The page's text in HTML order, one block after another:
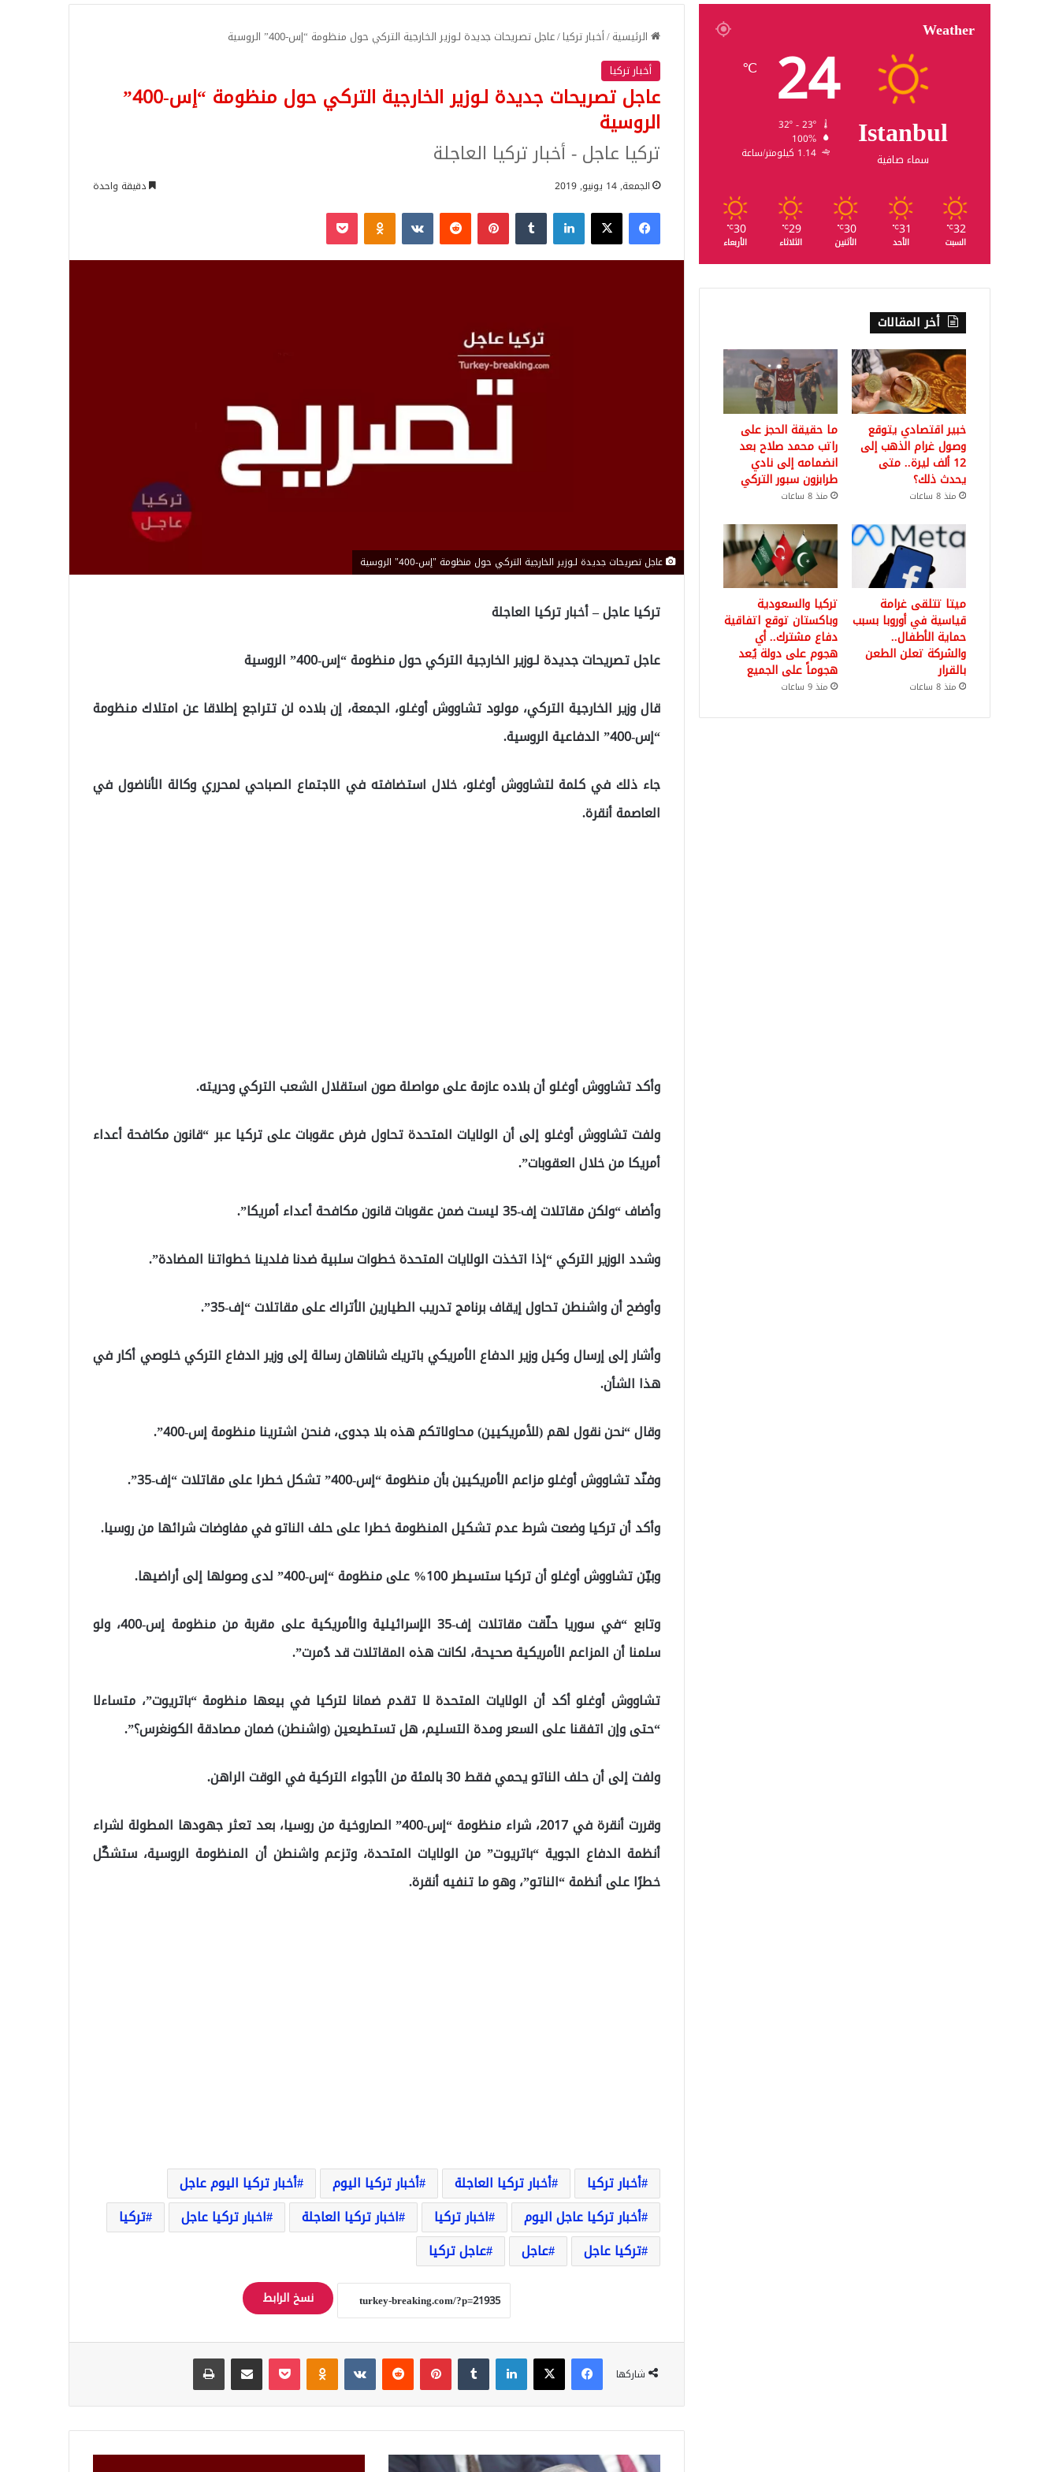
الرئيسية/أخبار تركيا/عاجل تصريحات جديدة لـوزير الخارجية التركي حول منظومة “إس-400” الروسية
أخبار تركيا
عاجل تصريحات جديدة لـوزير الخارجية التركي حول منظومة “إس-400”
الروسية
تركيا عاجل - أخبار تركيا العاجلة
الجمعة, 14 يونيو, 2019 دقيقة واحدة
فيسبوك‫X لينكدإن بينتيريست Odnoklassniki
‫Pocket
عاجل تصريحات جديدة لـوزير الخارجية التركي حول منظومة "إس-400" الروسية
تركيا عاجل – أخبار تركيا العاجلة
عاجل تصريحات جديدة لـوزير الخارجية التركي حول منظومة “إس-400” الروسية
قال وزير الخارجية التركي، مولود تشاووش أوغلو، الجمعة، إن بلاده لن تتراجع إطلاقا عن امتلاك منظومة
“إس-400” الدفاعية الروسية.
جاء ذلك في كلمة لتشاووش أوغلو، خلال استضافته في الاجتماع الصباحي لمحرري وكالة الأناضول في
العاصمة أنقرة.
وأكد تشاووش أوغلو أن بلاده عازمة على مواصلة صون استقلال الشعب التركي وحريته.
ولفت تشاووش أوغلو إلى أن الولايات المتحدة تحاول فرض عقوبات على تركيا عبر “قانون مكافحة أعداء
أمريكا من خلال العقوبات”.
وأضاف “ولكن مقاتلات إف-35 ليست ضمن عقوبات قانون مكافحة أعداء أمريكا”.
وشدد الوزير التركي “إذا اتخذت الولايات المتحدة خطوات سلبية ضدنا فلدينا خطواتنا المضادة”.
وأوضح أن واشنطن تحاول إيقاف برنامج تدريب الطيارين الأتراك على مقاتلات “إف-35”.
وأشار إلى إرسال وكيل وزير الدفاع الأمريكي باتريك شاناهان رسالة إلى وزير الدفاع التركي خلوصي أكار في
هذا الشأن.
وقال “نحن نقول لهم (للأمريكيين) محاولاتكم هذه بلا جدوى، فنحن اشترينا منظومة إس-400”.
وفنّد تشاووش أوغلو مزاعم الأمريكيين بأن منظومة “إس-400” تشكل خطرا على مقاتلات “إف-35”.
وأكد أن تركيا وضعت شرط عدم تشكيل المنظومة خطرا على حلف الناتو في مفاوضات شرائها من روسيا.
وبيّن تشاووش أوغلو أن تركيا ستسيطر 100% على منظومة “إس-400” لدى وصولها إلى أراضيها.
وتابع “في سوريا حلّقت مقاتلات إف-35 الإسرائيلية والأمريكية على مقربة من منظومة إس-400، ولو
سلمنا أن المزاعم الأمريكية صحيحة، لكانت هذه المقاتلات قد دُمرت”.
تشاووش أوغلو أكد أن الولايات المتحدة لا تقدم ضمانا لتركيا في بيعها منظومة “باتريوت”، متساءلا
“حتى وإن اتفقنا على السعر ومدة التسليم، هل تستطيعين (واشنطن) ضمان مصادقة الكونغرس؟”.
ولفت إلى أن حلف الناتو يحمي فقط 30 بالمئة من الأجواء التركية في الوقت الراهن.
وقررت أنقرة في 2017، شراء منظومة “إس-400” الصاروخية من روسيا، بعد تعثر جهودها المطولة لشراء
أنظمة الدفاع الجوية “باتريوت” من الولايات المتحدة، وتزعم واشنطن أن المنظومة الروسية، ستشكّل
خطرًا على أنظمة “الناتو”، وهو ما تنفيه أنقرة.
أخبار تركيا أخبار تركيا العاجلة أخبار تركيا اليوم
أخبار تركيا اليوم عاجل
أخبار تركيا عاجل اليوم
اخبار تركيا اخبار تركيا العاجلة اخبار تركيا عاجل
تركيا
تركيا عاجل
عاجل عاجل تركيا
نسخ الرابط
شاركها
فيسبوك‫X لينكدإن بينتيريست Odnoklassniki
‫Pocket مشاركة عبر البريد طباعة
Weather
Istanbul
سماء صافية
24
℃
100%
1.14 كيلومتر/ساعة
32
℃
السبت
31
℃
الأحد
30
℃
الأثنين
29
℃
الثلاثاء
30
℃
الأربعاء
أخر المقالات
خبير اقتصادي يتوقع
وصول غرام الذهب إلى
12 ألف ليرة.. متى
يحدث ذلك؟
منذ 8 ساعات
ما حقيقة الحجز على
راتب محمد صلاح بعد
انضمامه إلى نادي
طرابزون سبور التركي
منذ 8 ساعات
ميتا تتلقى غرامة
قياسية في أوروبا بسبب
حماية الأطفال..
والشركة تعلن الطعن
بالقرار
منذ 8 ساعات
تركيا والسعودية
وباكستان توقع اتفاقية
دفاع مشترك.. أي
هجوم على دولة يُعد
هجوماً على الجميع
منذ 9 ساعات